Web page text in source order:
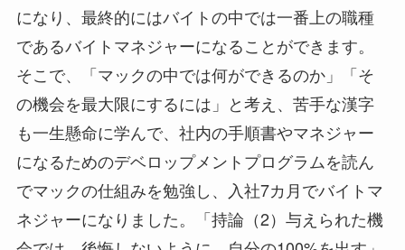
になり、最終的にはバイトの中では一番上の職種
であるバイトマネジャーになることができます。
そこで、「マックの中では何ができるのか」「そ
の機会を最大限にするには」と考え、苦手な漢字
も一生懸命に学んで、社内の手順書やマネジャー
になるためのデベロップメントプログラムを読ん
でマックの仕組みを勉強し、入社7カ月でバイトマ
ネジャーになりました。「持論（2）与えられた機